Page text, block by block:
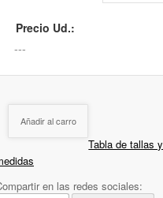
Precio Ud.:
Añadir al carro
Tabla de tallas y
en las redes sociales: